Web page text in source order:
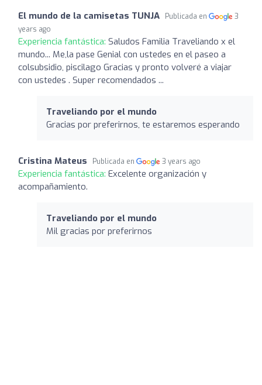
El mundo de la camisetas TUNJA Publicada en
3
years ago
Experiencia fantástica: Saludos Familia Traveliando x el
mundo... Me,la pase Genial con ustedes en el paseo a
colsubsidio, piscilago Gracias y pronto volveré a viajar
con ustedes . Super recomendados ...
Traveliando por el mundo
Gracias por preferirnos, te estaremos esperando
Cristina Mateus Publicada en 3 years ago
Experiencia fantástica: Excelente organización y
acompañamiento.
Traveliando por el mundo
Mil gracias por preferirnos